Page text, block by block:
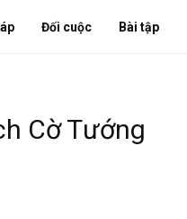
Đối cuộc Bài tập
Cờ Tướng